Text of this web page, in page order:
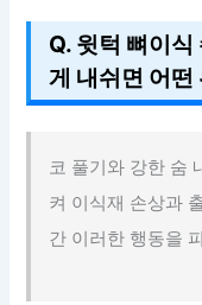
Q. 윗턱 뼈이식
게 내쉬면 어떤
코 풀기와 강한 숨
켜 이식재 손상과
간 이러한 행동을